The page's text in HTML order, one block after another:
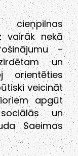
vairāk nekā
–
un
orientēties
veicināt
apgūt
un
Saeimas